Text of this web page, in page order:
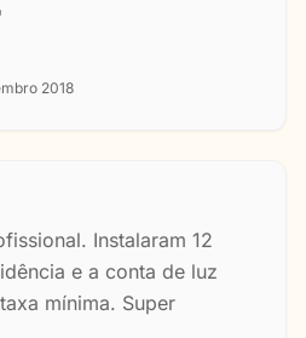
2018
Instalaram 12
e a conta de luz
mínima. Super